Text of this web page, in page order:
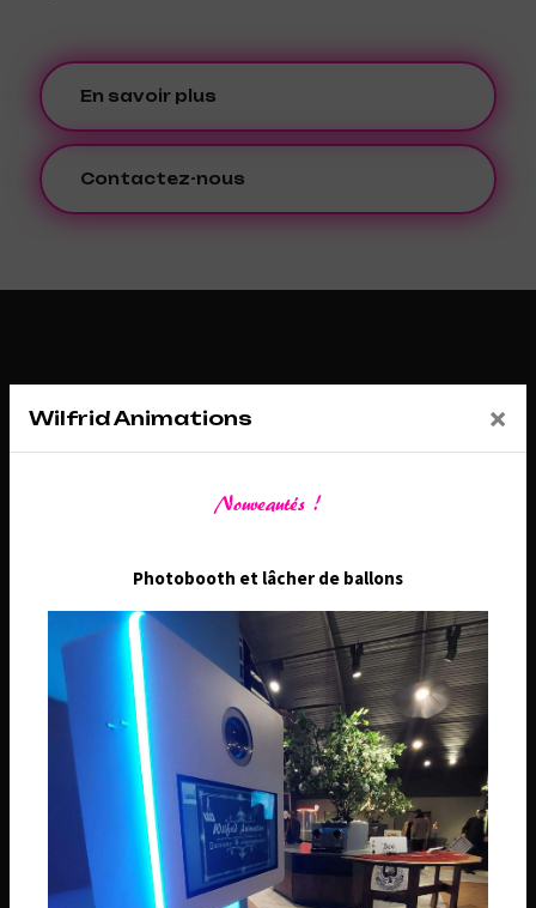
Wilfrid Animations ×
Nouveautés !
Photobooth et lâcher de ballons
En savoir plus
Contactez-nous
26 Route de Châtenoy, 45530 Sury-aux-Bois
Téléphone
06 74 14 59 01